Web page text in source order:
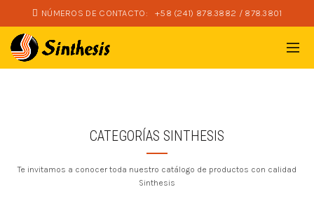
NÚMEROS DE CONTACTO: +58 (241) 878.3882 / 878.3801
CATEGORÍAS SINTHESIS
Te invitamos a conocer toda nuestro catálogo de productos con calidad
Sinthesis